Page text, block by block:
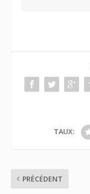
TAUX:
PRÉCÉDENT